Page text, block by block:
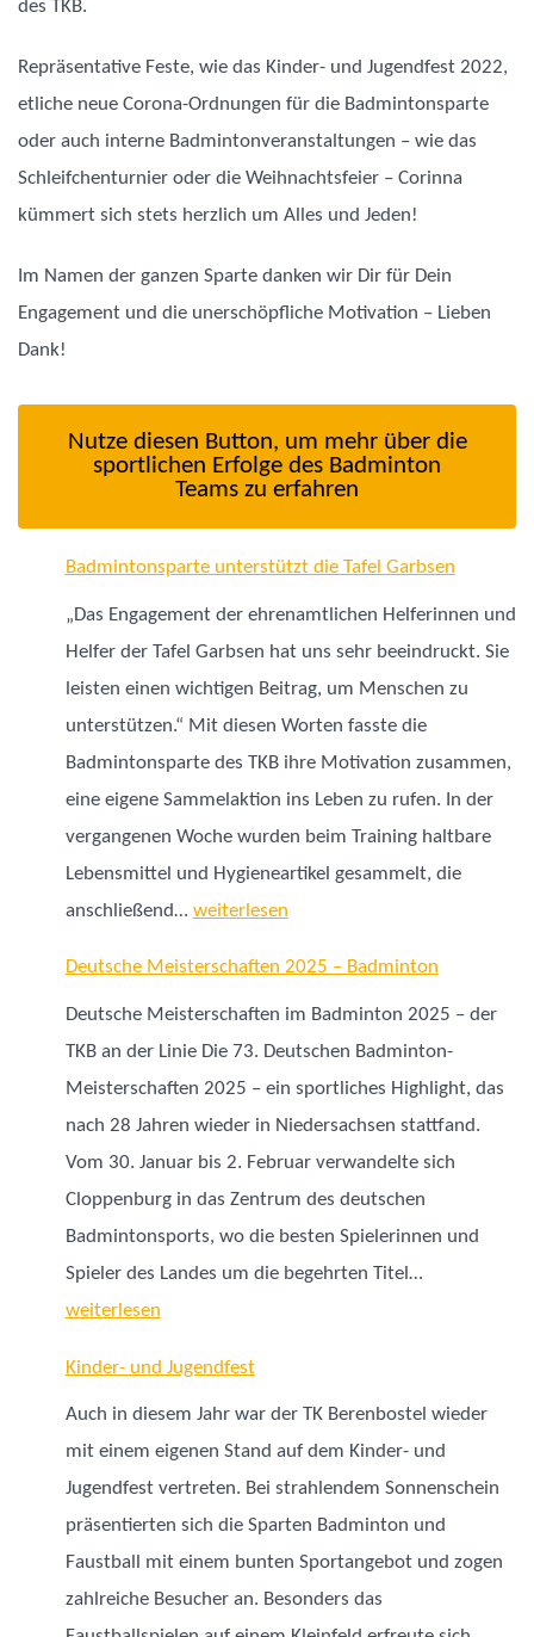
des TKB.
Repräsentative Feste, wie das Kinder- und Jugendfest 2022,
etliche neue Corona-Ordnungen für die Badmintonsparte
oder auch interne Badmintonveranstaltungen – wie das
Schleifchenturnier oder die Weihnachtsfeier – Corinna
kümmert sich stets herzlich um Alles und Jeden!
Im Namen der ganzen Sparte danken wir Dir für Dein
Engagement und die unerschöpfliche Motivation – Lieben
Dank!
Nutze diesen Button, um mehr über die
sportlichen Erfolge des Badminton
Teams zu erfahren
Badmintonsparte unterstützt die Tafel Garbsen
„Das Engagement der ehrenamtlichen Helferinnen und
Helfer der Tafel Garbsen hat uns sehr beeindruckt. Sie
leisten einen wichtigen Beitrag, um Menschen zu
unterstützen.“ Mit diesen Worten fasste die
Badmintonsparte des TKB ihre Motivation zusammen,
eine eigene Sammelaktion ins Leben zu rufen. In der
vergangenen Woche wurden beim Training haltbare
Lebensmittel und Hygieneartikel gesammelt, die
anschließend… Badmintonsparte
Tafel
Garbsen
weiterlesen
Deutsche Meisterschaften 2025 – Badminton
Deutsche Meisterschaften im Badminton 2025 – der
TKB an der Linie Die 73. Deutschen Badminton-
Meisterschaften 2025 – ein sportliches Highlight, das
nach 28 Jahren wieder in Niedersachsen stattfand.
Vom 30. Januar bis 2. Februar verwandelte sich
Cloppenburg in das Zentrum des deutschen
Badmintonsports, wo die besten Spielerinnen und
Spieler des Landes um die begehrten Titel…
Badminton
weiterlesen
Kinder- und Jugendfest
Auch in diesem Jahr war der TK Berenbostel wieder
mit einem eigenen Stand auf dem Kinder- und
Jugendfest vertreten. Bei strahlendem Sonnenschein
präsentierten sich die Sparten Badminton und
Faustball mit einem bunten Sportangebot und zogen
zahlreiche Besucher an. Besonders das